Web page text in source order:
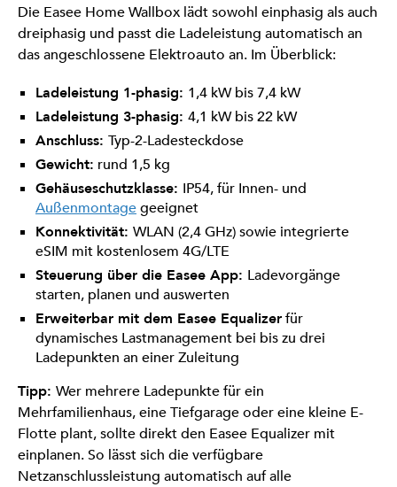
Die Easee Home Wallbox lädt sowohl einphasig als auch
dreiphasig und passt die Ladeleistung automatisch an
das angeschlossene Elektroauto an. Im Überblick:
Ladeleistung 1-phasig: 1,4 kW bis 7,4 kW
Ladeleistung 3-phasig: 4,1 kW bis 22 kW
Anschluss: Typ-2-Ladesteckdose
Gewicht: rund 1,5 kg
Gehäuseschutzklasse: IP54, für Innen- und
Außenmontagegeeignet
Konnektivität: WLAN (2,4 GHz) sowie integrierte
eSIM mit kostenlosem 4G/LTE
Steuerung über die Easee App: Ladevorgänge
starten, planen und auswerten
Erweiterbar mit dem Easee Equalizerfür
dynamisches Lastmanagement bei bis zu drei
Ladepunkten an einer Zuleitung
Tipp: Wer mehrere Ladepunkte für ein
Mehrfamilienhaus, eine Tiefgarage oder eine kleine E-
Flotte plant, sollte direkt den Easee Equalizer mit
einplanen. So lässt sich die verfügbare
Netzanschlussleistung automatisch auf alle